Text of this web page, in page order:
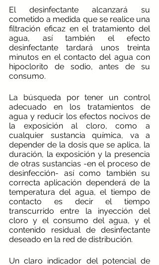
El desinfectante alcanzará su
cometido a medida que se realice una
filtración eficaz en el tratamiento del
agua, así también el efecto
desinfectante tardará unos treinta
minutos en el contacto del agua con
hipoclorito de sodio, antes de su
consumo.
La búsqueda por tener un control
adecuado en los tratamientos de
agua y reducir los efectos nocivos de
la exposición al cloro, como a
cualquier sustancia química, va a
depender de la dosis que se aplica, la
duración, la exposición y la presencia
de otras sustancias -en el proceso de
desinfección- así como también su
correcta aplicación dependerá de la
temperatura del agua, el tiempo de
contacto es decir el tiempo
transcurrido entre la inyección del
cloro y el consumo del agua, y el
contenido residual de desinfectante
deseado en la red de distribución.
Un claro indicador del potencial de